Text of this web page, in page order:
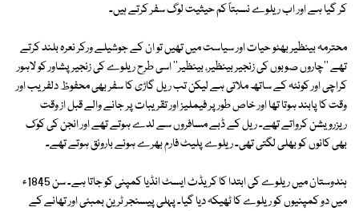
کر گیا ہے اور اب ریلوے نسبتاً کم حیثیت لوگ سفر کرتے ہیں۔
محترمہ بینظیر بھٹو حیات اور سیاست میں تھیں تو ان کے جوشیلے ورکر نعرہ بلند کرتے
تھے ''چاروں صوبوں کی زنجیر بینظیر، بینظیر'' اسی طرح ریلوے کی زنجیر پشاور کو لاہور
کراچی اور کوئٹہ کے ساتھ ملاتی ہے لیکن تب ریل گاڑی کا سفر بھی محفوظ دلفریب اور
وقت کا پابند ہوتا تھا اور خاص طور پر فیملیز اور تقریبات پر جانے والے قبل از وقت
ریزرویشن کرواتے تھے۔ ریل کے ڈبے مسافروں سے لدے ہوتے تھے اور انجن کی کوک
بھی کانوں کو بھلی لگتی تھی۔ ریلوے پلیٹ فارم بھرے ہوئے بارونق ہوتے تھے۔
ہندوستان میں ریلوے کی ابتدا کا کریڈٹ ایسٹ انڈیا کمپنی کو جاتا ہے۔ سن 1845ء
میں دو کمپنیوں کو ریلوے کا ٹھیکہ دیا گیا۔ پہلی پیسنجر ٹرین بمبئی اور تھانے کے